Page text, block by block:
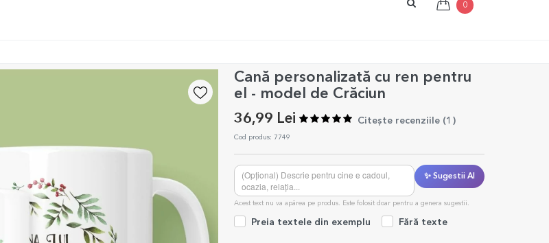
0
Cană personalizată cu ren pentru
el - model de Crăciun
36,99 Lei Citește recenziile (1 )
Cod produs: 7749
✨ Sugestii AI
Acest text nu va apărea pe produs. Este folosit doar pentru a genera sugestii.
Preia textele din exemplu Fără texte